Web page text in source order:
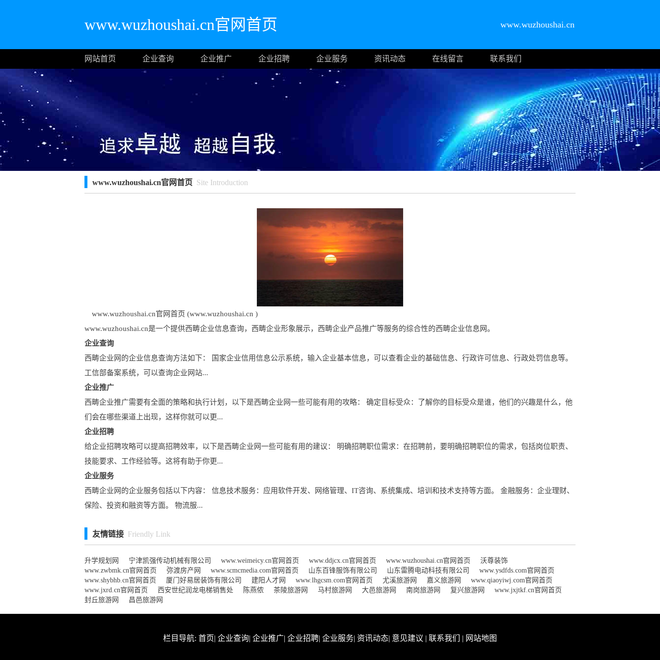
www.wuzhoushai.cn官网首页 www.wuzhoushai.cn
网站首页 企业查询 企业推广 企业招聘 企业服务 资讯动态 在线留言 联系我们
www.wuzhoushai.cn官网首页 Site Introduction
www.wuzhoushai.cn官网首页 (www.wuzhoushai.cn )
www.wuzhoushai.cn是一个提供西畴企业信息查询，西畴企业形象展示，西畴企业产品推广等服务的综合性的西畴企业信息网。
企业查询
西畴企业网的企业信息查询方法如下： 国家企业信用信息公示系统，输入企业基本信息，可以查看企业的基础信息、行政许可信息、行政处罚信息等。
工信部备案系统，可以查询企业网站...
企业推广
西畴企业推广需要有全面的策略和执行计划，以下是西畴企业网一些可能有用的攻略： 确定目标受众：了解你的目标受众是谁，他们的兴趣是什么，他
们会在哪些渠道上出现，这样你就可以更...
企业招聘
给企业招聘攻略可以提高招聘效率，以下是西畴企业网一些可能有用的建议： 明确招聘职位需求：在招聘前，要明确招聘职位的需求，包括岗位职责、
技能要求、工作经验等。这将有助于你更...
企业服务
西畴企业网的企业服务包括以下内容： 信息技术服务：应用软件开发、网络管理、IT咨询、系统集成、培训和技术支持等方面。 金融服务：企业理财、
保险、投资和融资等方面。 物流服...
友情链接 Friendly Link
升学规划网 宁津凯强传动机械有限公司 www.weimeicy.cn官网首页 www.ddjcx.cn官网首页 www.wuzhoushai.cn官网首页
沃尊装饰
www.zwbmk.cn官网首页
弥渡房产网 www.scmcmedia.com官网首页 山东百锋服饰有限公司 山东雷腾电动科技有限公司
www.ysdfds.com官网首页
www.shybhb.cn官网首页
厦门好易居装饰有限公司 建阳人才网 www.lhgcsm.com官网首页 尤溪旅游网 嘉义旅游网
www.qiaoyiwj.com官网首页
www.jxrd.cn官网首页
西安世纪润龙电梯销售处 陈燕侬 茶陵旅游网 马村旅游网 大邑旅游网 南岗旅游网 复兴旅游网
www.jxjtkf.cn官网首页
封丘旅游网
昌邑旅游网
栏目导航: 首页| 企业查询| 企业推广| 企业招聘| 企业服务| 资讯动态| 意见建议 | 联系我们 | 网站地图